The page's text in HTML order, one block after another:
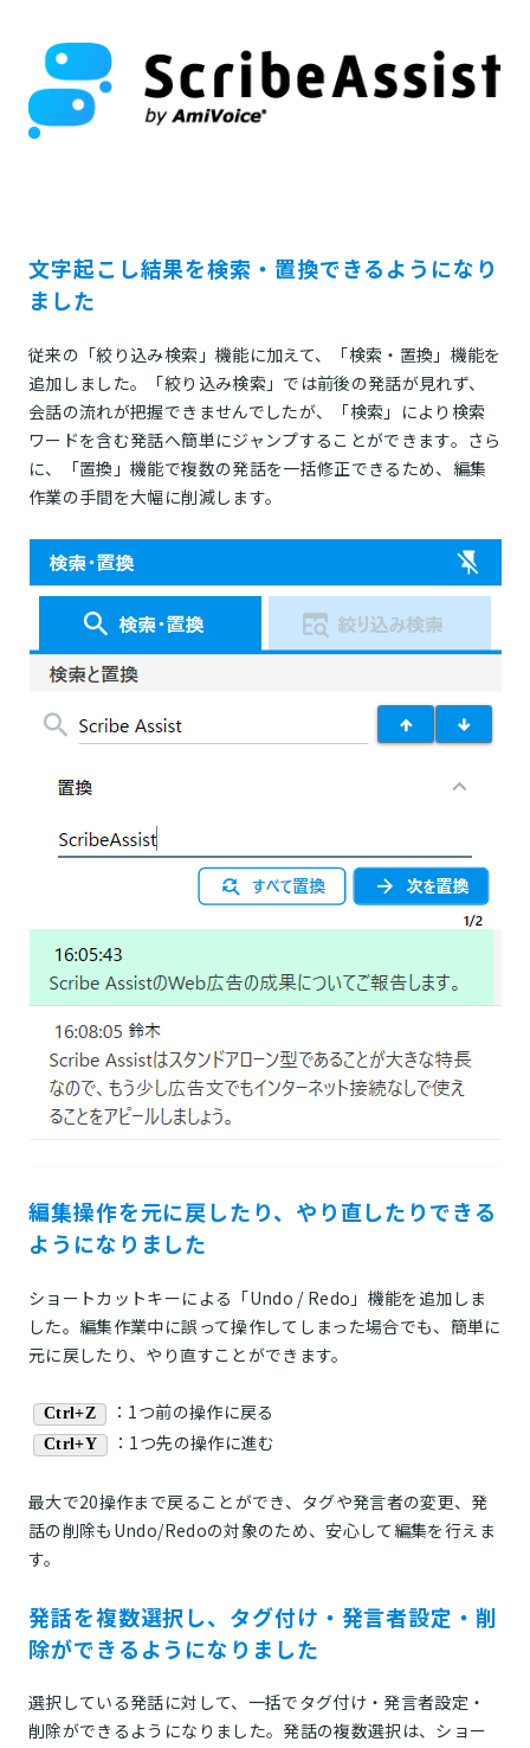
文字起こし結果を検索・置換できるようになり
ました
従来の「絞り込み検索」機能に加えて、「検索・置換」機能を
追加しました。「絞り込み検索」では前後の発話が見れず、
会話の流れが把握できませんでしたが、「検索」により検索
ワードを含む発話へ簡単にジャンプすることができます。さら
に、「置換」機能で複数の発話を一括修正できるため、編集
作業の手間を大幅に削減します。
編集操作を元に戻したり、やり直したりできる
ようになりました
ショートカットキーによる「Undo / Redo」機能を追加しま
した。編集作業中に誤って操作してしまった場合でも、簡単に
元に戻したり、やり直すことができます。
Ctrl+Z ：1つ前の操作に戻る
Ctrl+Y ：1つ先の操作に進む
最大で20操作まで戻ることができ、タグや発言者の変更、発
話の削除もUndo/Redoの対象のため、安心して編集を行えま
す。
発話を複数選択し、タグ付け・発言者設定・削
除ができるようになりました
選択している発話に対して、一括でタグ付け・発言者設定・
削除ができるようになりました。発話の複数選択は、ショー